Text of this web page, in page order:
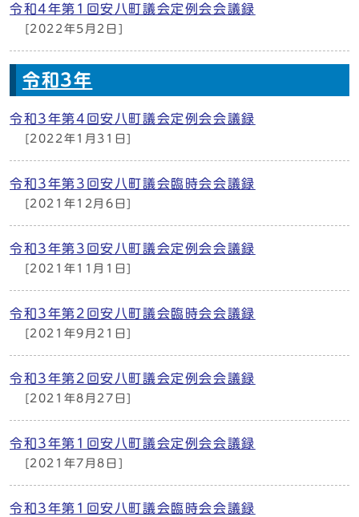
令和4年第1回安八町議会定例会会議録
[2022年5月2日]
令和3年
令和3年第4回安八町議会定例会会議録
[2022年1月31日]
令和3年第3回安八町議会臨時会会議録
[2021年12月6日]
令和3年第3回安八町議会定例会会議録
[2021年11月1日]
令和3年第2回安八町議会臨時会会議録
[2021年9月21日]
令和3年第2回安八町議会定例会会議録
[2021年8月27日]
令和3年第1回安八町議会定例会会議録
[2021年7月8日]
令和3年第1回安八町議会臨時会会議録